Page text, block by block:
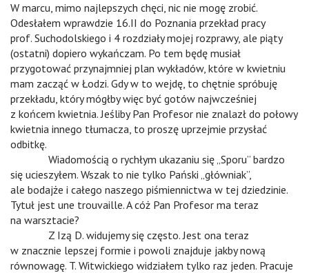
W marcu, mimo najlepszych chęci, nic nie mogę zrobić.
Odesłałem wprawdzie 16.II do Poznania przekład pracy
prof. Suchodolskiego i 4 rozdziały mojej rozprawy, ale piąty
(ostatni) dopiero wykańczam. Po tem będę musiał
przygotować przynajmniej plan wykładów, które w kwietniu
mam zacząć w Łodzi. Gdy w to wejdę, to chętnie spróbuję
przekładu, który mógłby więc być gotów najwcześniej
z końcem kwietnia. Jeśliby Pan Profesor nie znalazł do połowy
kwietnia innego tłumacza, to proszę uprzejmie przysłać
odbitkę.
Wiadomością o rychłym ukazaniu się „Sporu” bardzo
się ucieszyłem. Wszak to nie tylko Pański „główniak”,
ale bodajże i całego naszego piśmiennictwa w tej dziedzinie.
Tytuł jest une trouvaille. A cóż Pan Profesor ma teraz
na warsztacie?
Z Izą D. widujemy się często. Jest ona teraz
w znacznie lepszej formie i powoli znajduje jakby nową
równowagę. T. Witwickiego widziałem tylko raz jeden. Pracuje